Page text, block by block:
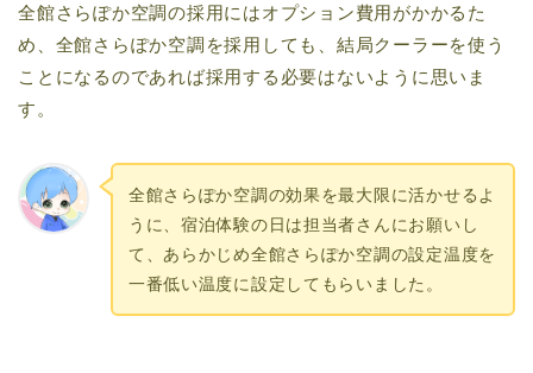
全館さらぽか空調の採用にはオプション費用がかかるた
め、全館さらぽか空調を採用しても、結局クーラーを使う
ことになるのであれば採用する必要はないように思いま
す。
全館さらぽか空調の効果を最大限に活かせるよ
うに、宿泊体験の日は担当者さんにお願いし
て、あらかじめ全館さらぽか空調の設定温度を
一番低い温度に設定してもらいました。